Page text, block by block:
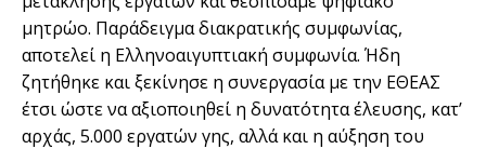
μητρώο. Παράδειγμα διακρατικής συμφωνίας,
αποτελεί η Ελληνοαιγυπτιακή συμφωνία. Ήδη
ζητήθηκε και ξεκίνησε η συνεργασία με την ΕΘΕΑΣ
έτσι ώστε να αξιοποιηθεί η δυνατότητα έλευσης, κατ’
αρχάς, 5.000 εργατών γης, αλλά και η αύξηση του